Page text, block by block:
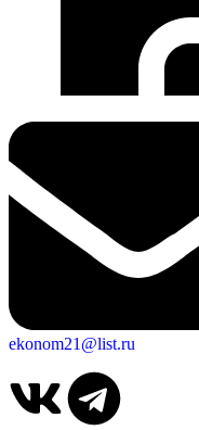
ekonom21@list.ru